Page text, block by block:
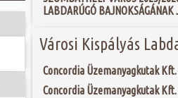
Fő tere már a 13.
a városfalain
piacokat, egyes
tér Szombathely...
egyben
a
játékkal és
a lépést a
LABDARÚGÓ BAJNOKSÁGÁNAK
Concordia Üzemanyagkutak
Concordia Üzemanyagkutak